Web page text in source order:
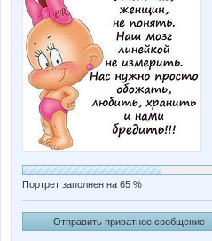
Портрет заполнен на 65 %
Отправить приватное сообщение